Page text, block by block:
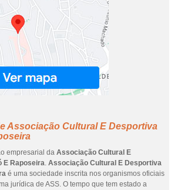
Associação Cultural E Desportiva
empresarial da Associação Cultural E
E Raposeira. Associação Cultural E Desportiva
é uma sociedade inscrita nos organismos oficiais
jurídica de ASS. O tempo que tem estado a